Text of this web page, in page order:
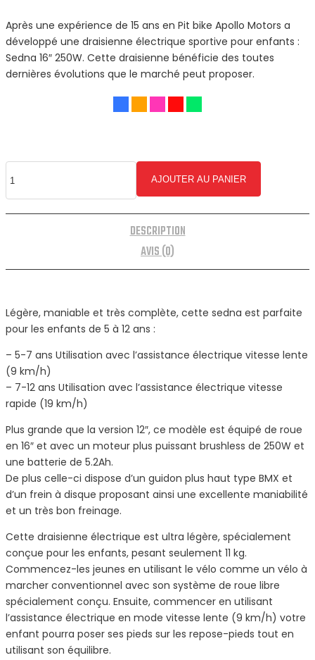
Après une expérience de 15 ans en Pit bike Apollo Motors a
développé une draisienne électrique sportive pour enfants :
Sedna 16″ 250W. Cette draisienne bénéficie des toutes
dernières évolutions que le marché peut proposer.
AJOUTER AU PANIER
DESCRIPTION
AVIS (0)
Légère, maniable et très complète, cette sedna est parfaite
pour les enfants de 5 à 12 ans :
– 5-7 ans Utilisation avec l’assistance électrique vitesse lente
(9 km/h)
– 7-12 ans Utilisation avec l’assistance électrique vitesse
rapide (19 km/h)
Plus grande que la version 12″, ce modèle est équipé de roue
en 16″ et avec un moteur plus puissant brushless de 250W et
une batterie de 5.2Ah.
De plus celle-ci dispose d’un guidon plus haut type BMX et
d’un frein à disque proposant ainsi une excellente maniabilité
et un très bon freinage.
Cette draisienne électrique est ultra légère, spécialement
conçue pour les enfants, pesant seulement 11 kg.
Commencez-les jeunes en utilisant le vélo comme un vélo à
marcher conventionnel avec son système de roue libre
spécialement conçu. Ensuite, commencer en utilisant
l’assistance électrique en mode vitesse lente (9 km/h) votre
enfant pourra poser ses pieds sur les repose-pieds tout en
utilisant son équilibre.